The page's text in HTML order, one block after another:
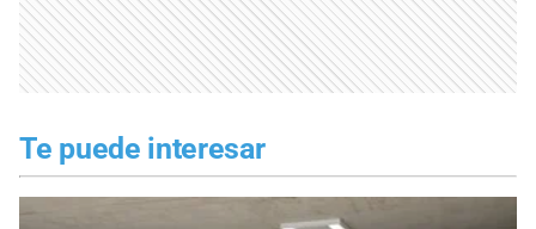
Te puede interesar